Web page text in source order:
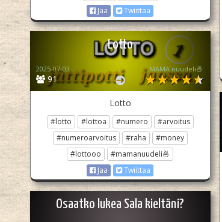
Jaa
Twiittaa
Lotto
91
2025-07-03 MAMA nuudeli🍜
Lotto
#lotto #lottoa #numero
#arvoitus
#numeroarvoitus
#raha
#money
#lottooo
#mamanuudeli🍜
Jaa
Twiittaa
Osaatko lukea Sala kieltäni?